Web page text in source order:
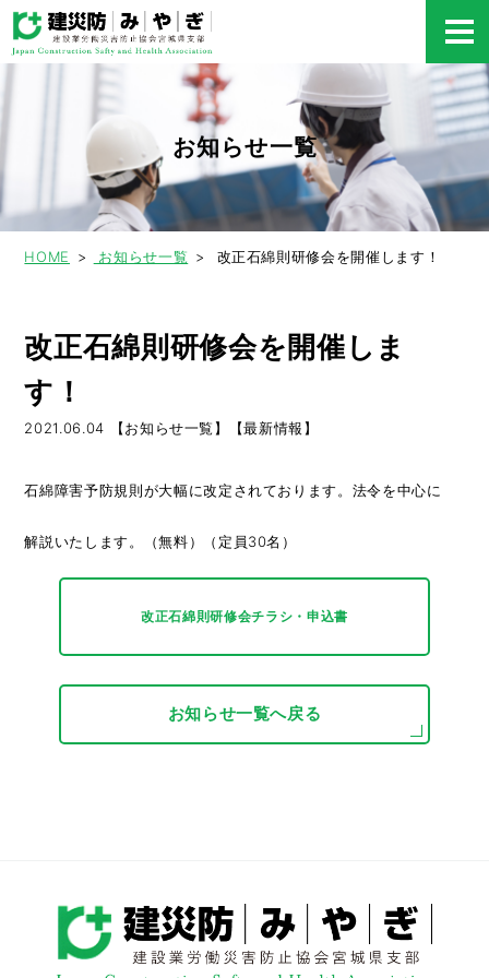
お知らせ一覧
HOME お知らせ一覧 改正石綿則研修会を開催します！
改正石綿則研修会を開催しま
す！
2021.06.04 【お知らせ一覧】【最新情報】
石綿障害予防規則が大幅に改定されております。法令を中心に
解説いたします。（無料）（定員30名）
改正石綿則研修会チラシ・申込書
お知らせ一覧へ戻る